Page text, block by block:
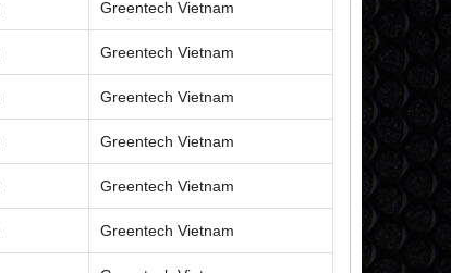
Greentech Vietnam
Greentech Vietnam
Greentech Vietnam
Greentech Vietnam
Greentech Vietnam
Greentech Vietnam